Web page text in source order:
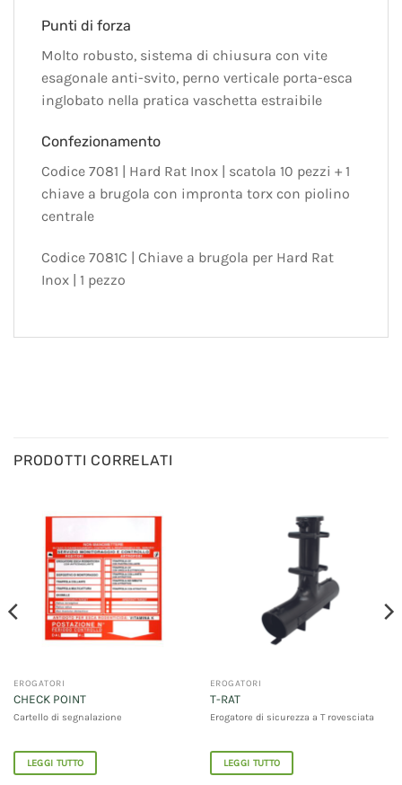
Punti di forza
Molto robusto, sistema di chiusura con vite
esagonale anti-svito, perno verticale porta-esca
inglobato nella pratica vaschetta estraibile
Confezionamento
Codice 7081 | Hard Rat Inox | scatola 10 pezzi + 1
chiave a brugola con impronta torx con piolino
centrale
Codice 7081C | Chiave a brugola per Hard Rat
Inox | 1 pezzo
PRODOTTI CORRELATI
EROGATORI
CHECK POINT
Cartello di segnalazione
LEGGI TUTTO
EROGATORI
T-RAT
Erogatore di sicurezza a T rovesciata
LEGGI TUTTO